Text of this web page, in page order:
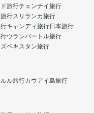
旅行チェンナイ旅行
行スリランカ旅行
キャンディ旅行日本旅行
ウランバートル旅行
ベキスタン旅行
ル旅行カウアイ島旅行